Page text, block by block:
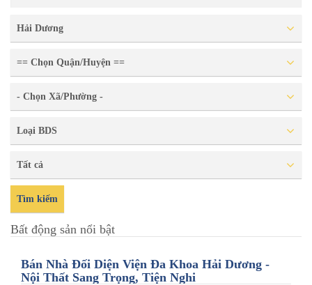
Hải Dương
== Chọn Quận/Huyện ==
- Chọn Xã/Phường -
Loại BDS
Tất cả
Tìm kiếm
Bất động sản nổi bật
Bán Nhà Đối Diện Viện Đa Khoa Hải Dương -
Nội Thất Sang Trọng, Tiện Nghi